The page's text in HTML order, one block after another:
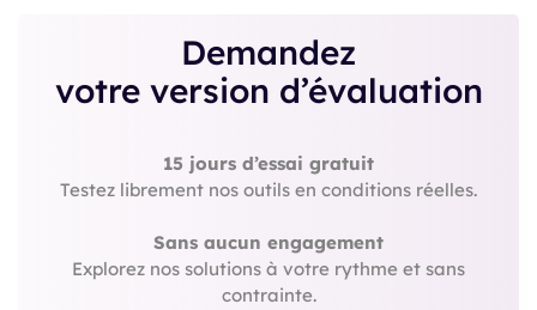
Demandez
votre version d’évaluation
15 jours d’essai gratuit
Testez librement nos outils en conditions réelles.
Sans aucun engagement
Explorez nos solutions à votre rythme et sans
contrainte.